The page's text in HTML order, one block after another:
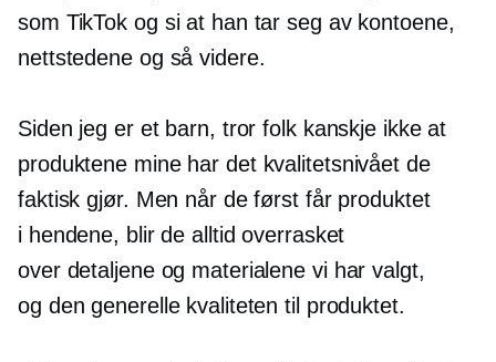
som TikTok og si at han tar seg av kontoene,
nettstedene og så videre.
Siden jeg er et barn, tror folk kanskje ikke at
produktene mine har det kvalitetsnivået de
faktisk gjør. Men når de først får produktet
i hendene, blir de alltid overrasket
over detaljene og materialene vi har valgt,
og den generelle kvaliteten til produktet.